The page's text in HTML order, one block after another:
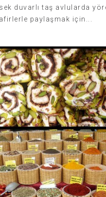
duvarlı taş avlularda
paylaşmak için...